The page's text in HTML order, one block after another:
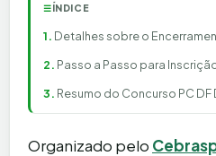
☰ÍNDICE
Detalhes sobre o
Passo a Passo para
Resumo do Concurso PC
Organizado pelo